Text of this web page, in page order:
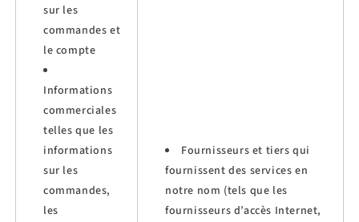
sur les
commandes et
le compte
Informations
commerciales
telles que les
informations
sur les
commandes,
les
Fournisseurs et tiers qui
fournissent des services en
notre nom (tels que les
fournisseurs d’accès Internet,